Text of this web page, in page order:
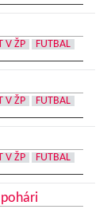
V ŽP FUTBAL
V ŽP FUTBAL
V ŽP FUTBAL